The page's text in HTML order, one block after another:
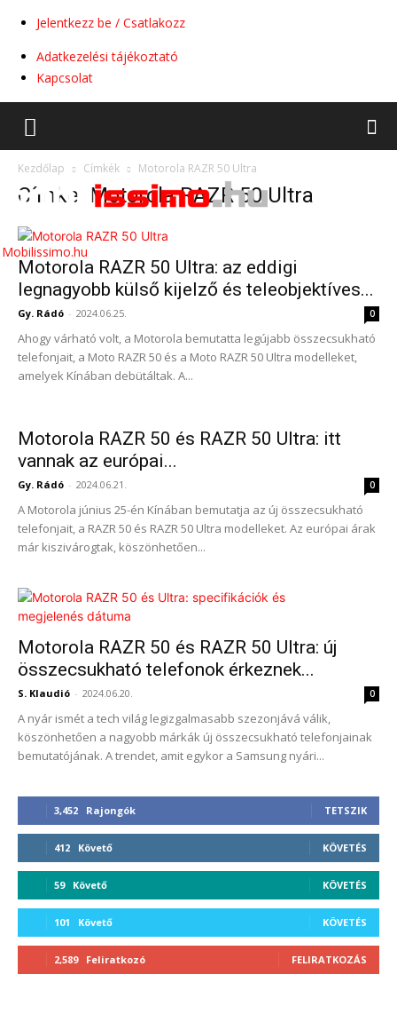
Jelentkezz be / Csatlakozz
Adatkezelési tájékoztató
Kapcsolat
Mobilissimo.hu
Kezdőlap Címkék Motorola RAZR 50 Ultra
Címke: Motorola RAZR 50 Ultra
Motorola RAZR 50 Ultra: az eddigi
legnagyobb külső kijelző és teleobjektíves...
Gy. Rádó - 2024.06.25. 0
Ahogy várható volt, a Motorola bemutatta legújabb összecsukható
telefonjait, a Moto RAZR 50 és a Moto RAZR 50 Ultra modelleket,
amelyek Kínában debütáltak. A...
Motorola RAZR 50 és RAZR 50 Ultra: itt
vannak az európai...
Gy. Rádó - 2024.06.21. 0
A Motorola június 25-én Kínában bemutatja az új összecsukható
telefonjait, a RAZR 50 és RAZR 50 Ultra modelleket. Az európai árak
már kiszivárogtak, köszönhetően...
Motorola RAZR 50 és RAZR 50 Ultra: új
összecsukható telefonok érkeznek...
S. Klaudió - 2024.06.20. 0
A nyár ismét a tech világ legizgalmasabb szezonjává válik,
köszönhetően a nagyobb márkák új összecsukható telefonjainak
bemutatójának. A trendet, amit egykor a Samsung nyári...
3,452 Rajongók TETSZIK
412 Követő KÖVETÉS
59 Követő KÖVETÉS
101 Követő KÖVETÉS
2,589 Feliratkozó FELIRATKOZÁS